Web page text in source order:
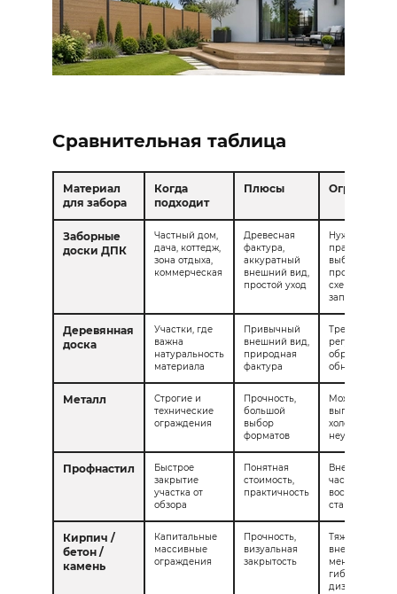
Сравнительная таблица
Материал
для забора
Когда
подходит
Плюсы
Заборные
доски ДПК
Частный дом,
дача, коттедж,
зона отдыха,
коммерческая
Древесная
фактура,
аккуратный
внешний вид,
простой уход
Нужно
правильно
выбрать
профиль,
схему
заполнения
Деревянная
доска
Участки, где
важна
натуральность
материала
Привычный
внешний вид,
природная
фактура
Требует
регулярной
обработки и
обновления
Металл
Строгие и
технические
ограждения
Прочность,
большой
выбор
форматов
Может
выглядеть
холодно и
неуютно
Профнастил
Быстрое
закрытие
участка от
обзора
Понятная
стоимость,
практичность
Внешний вид
часто
стандартно
Кирпич /
бетон /
камень
Капитальные
массивные
ограждения
Прочность,
визуальная
закрытость
Тяжёлый
внешний вид,
меньше
гибкости в
дизайне